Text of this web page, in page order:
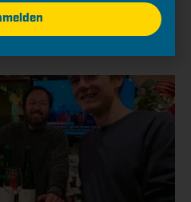
bunkers. Ruud van de
zijn kunstlandschap. Zo komen